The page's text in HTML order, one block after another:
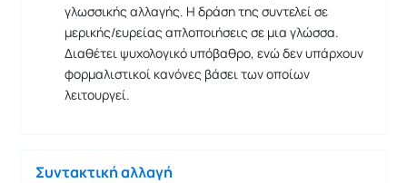
γλωσσικής αλλαγής. Η δράση της συντελεί σε
μερικής/ευρείας απλοποιήσεις σε μια γλώσσα.
Διαθέτει ψυχολογικό υπόβαθρο, ενώ δεν υπάρχουν
φορμαλιστικοί κανόνες βάσει των οποίων
λειτουργεί.
Συντακτική αλλαγή